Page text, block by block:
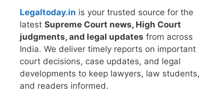
Legaltoday.in is your trusted source for the
latest Supreme Court news, High Court
judgments, and legal updates from across
India. We deliver timely reports on important
court decisions, case updates, and legal
developments to keep lawyers, law students,
and readers informed.